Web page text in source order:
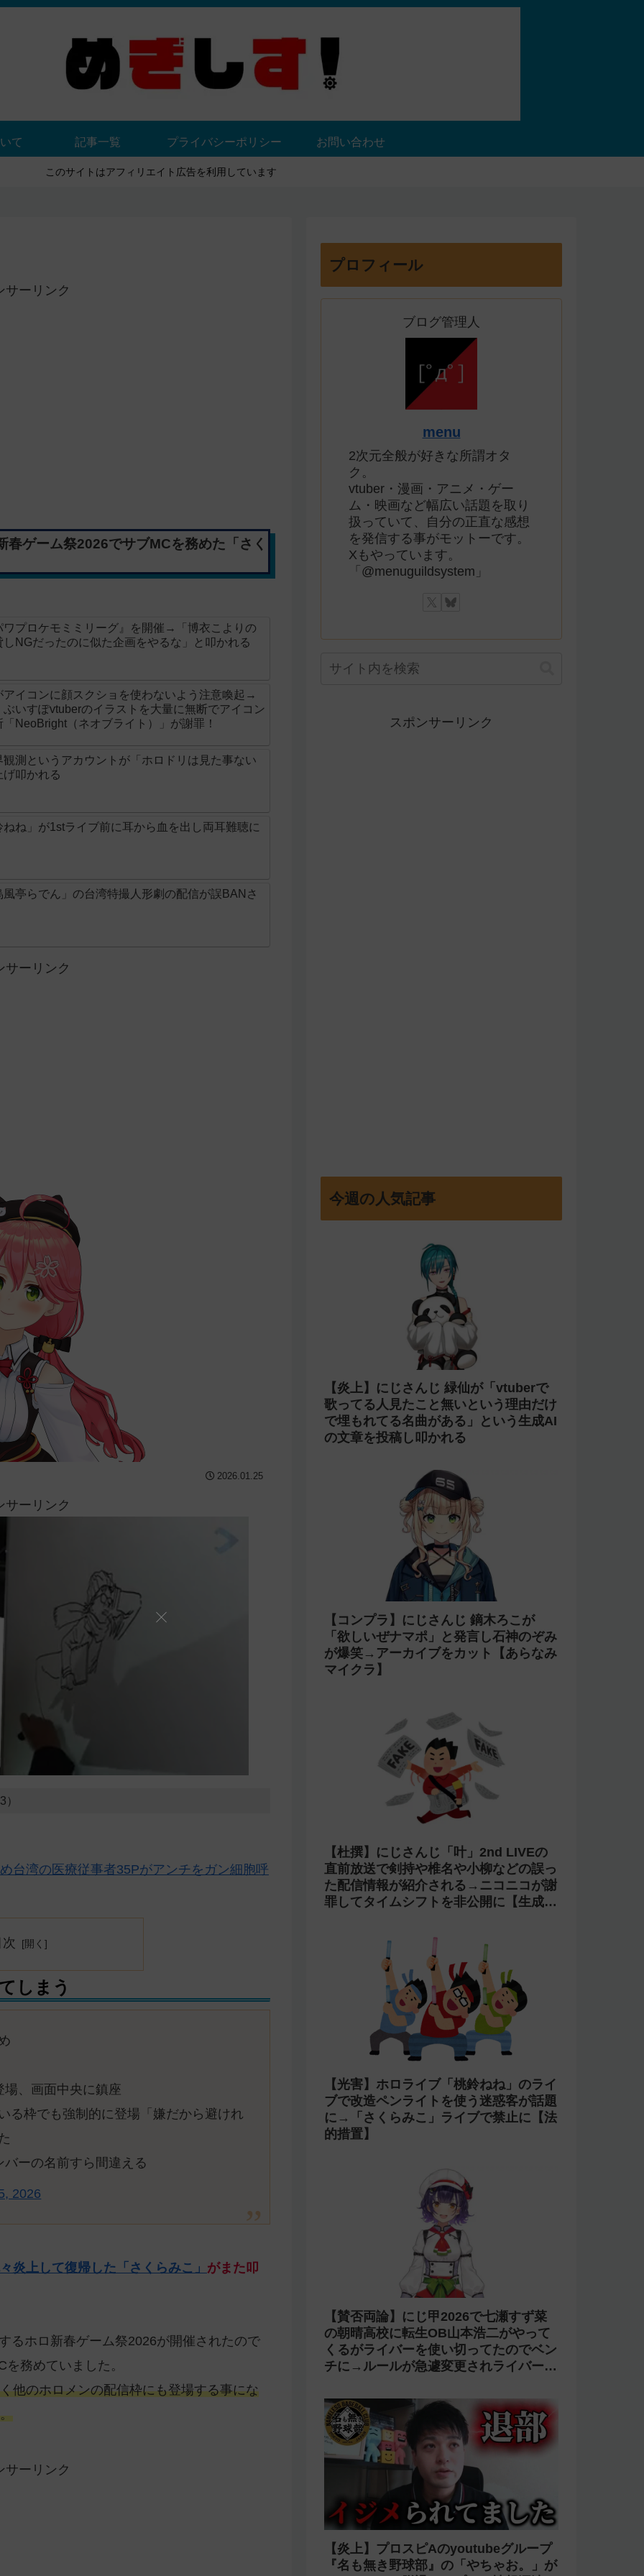
て 記事一覧 プライバシーポリシー お問い合わせ
このサイトはアフィリエイト広告を利用しています
サーリンク
ゲーム祭2026でサブMCを務めた「さく
プロケモミミリーグ』を開催→「博衣こよりの
NGだったのに似た企画をやるな」と叩かれる
イコンに顔スクショを使わないよう注意喚起→
いすぽvtuberのイラストを大量に無断でアイコン
NeoBright（ネオブライト）」が謝罪！
測というアカウントが「ホロドリは見た事ない
叩かれる
ね」が1stライブ前に耳から血を出し両耳難聴に
亭らでん」の台湾特撮人形劇の配信が誤BANさ
サーリンク
2026.01.25
サーリンク
台湾の医療従事者35Pがアンチをガン細胞呼
しまう
、画面中央に鎮座
る枠でも強制的に登場「嫌だから避けれ
ーの名前すら間違える
2026
炎上して復帰した「さくらみこ」 がまた叩
るホロ新春ゲーム祭2026が開催されたので
務めていました。
他のホロメンの配信枠にも登場する事にな
サーリンク
プロフィール
ブログ管理人
menu
2次元全般が好きな所謂オタ
ク。
vtuber・漫画・アニメ・ゲー
ム・映画など幅広い話題を取り
扱っていて、自分の正直な感想
を発信する事がモットーです。
Xもやっています。
「@menuguildsystem」
スポンサーリンク
今週の人気記事
【炎上】にじさんじ 緑仙が「vtuberで
歌ってる人見たこと無いという理由だけ
で埋もれてる名曲がある」という生成AI
の文章を投稿し叩かれる
【コンプラ】にじさんじ 鏑木ろこが
「欲しいぜナマポ」と発言し石神のぞみ
が爆笑→アーカイブをカット【あらなみ
マイクラ】
【杜撰】にじさんじ「叶」2nd LIVEの
直前放送で剣持や椎名や小柳などの誤っ
た配信情報が紹介される→ニコニコが謝
罪してタイムシフトを非公開に【生成
【光害】ホロライブ「桃鈴ねね」のライ
ブで改造ペンライトを使う迷惑客が話題
に→「さくらみこ」ライブで禁止に【法
的措置】
【賛否両論】にじ甲2026で七瀬すず菜
の朝晴高校に転生OB山本浩二がやって
くるがライバーを使い切ってたのでベン
チに→ルールが急遽変更されライバーの
【炎上】プロスピAのyoutubeグループ
『名も無き野球部』の「やちゃお。」が